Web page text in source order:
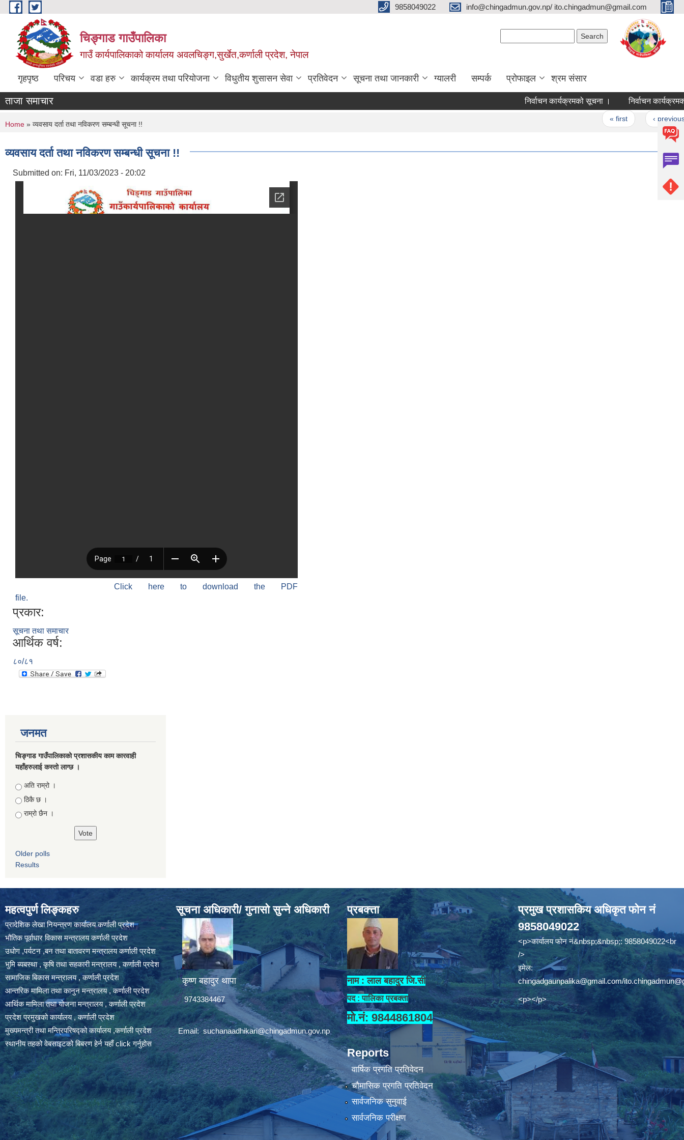
Skip to main content 9858049022 info@chingadmun.gov.np/ ito.chingadmun@gmail.com
चिङ्गाड गाउँपालिका
गाउँ कार्यपालिकाको कार्यालय अवलचिङ्ग,सुर्खेत,कर्णाली प्रदेश, नेपाल
गृहपृष्ठ परिचय वडा हरु कार्यक्रम तथा परियोजना विधुतीय शुसासन सेवा प्रतिवेदन सूचना तथा जानकारी ग्यालरी सम्पर्क प्रोफाइल श्रम संसार
ताजा समाचार निर्वाचन कार्यक्रमको सूचना । निर्वाचन कार्यक्रमको
‹ previous
You are here
Home » व्यवसाय दर्ता तथा नविकरण सम्बन्धी सूचना !!
व्यवसाय दर्ता तथा नविकरण सम्बन्धी सूचना !!
Submitted on: Fri, 11/03/2023 - 20:02
Click here to download the PDF
file.
प्रकार:
सूचना तथा समाचार
आर्थिक वर्ष:
८०/८१
जनमत
चिङ्गाड गाउँपालिकाको प्रशासकीय काम कारवाही
यहाँहरुलाई कस्तो लाग्छ ।
Choices
अति राम्रो ।
ठिकै छ ।
राम्रो छैन ।
Older polls
Results
महत्वपुर्ण लिङ्कहरु
प्रादेशिक लेखा नियन्त्रण कार्यालय कर्णाली प्रदेश
भौतिक पूर्वाधार विकास मन्त्रालय कर्णाली प्रदेश
उधोग ,पर्यटन ,बन तथा बातावरण मन्त्रालय कर्णाली प्रदेश
भुमि ब्यबस्था , कृषि तथा सहकारी मन्त्रालय , कर्णाली प्रदेश
सामाजिक बिकास मन्त्रालय , कर्णाली प्रदेश
आन्तरिक मामिला तथा कानुन मन्त्रालय , कर्णाली प्रदेश
आर्थिक मामिला तथा योजना मन्त्रालय , कर्णाली प्रदेश
प्रदेश प्रमुखको कार्यालय , कर्णाली प्रदेश
मुख्यमन्त्री तथा मन्त्रिपरिषद्को कार्यालय ,कर्णाली प्रदेश
स्थानीय तहको वेबसाइटको बिबरण हेर्न यहाँ click गर्नुहोस
सूचना अधिकारी/ गुनासो सुन्ने अधिकारी
कृष्ण बहादुर थापा
9743384467
Email:suchanaadhikari@chingadmun.gov.np
प्रबक्त्ता
नाम : लाल बहादुर जि.सी
पद : पालिका प्रबक्ता
मो.नं: 9844861804
Reports
वार्षिक प्रगति प्रतिवेदन
चौमासिक प्रगति प्रतिवेदन
सार्वजनिक सुनुवाई
सार्वजनिक परीक्षण
प्रमुख प्रशासकिय अधिकृत फोन नं
9858049022
<p>कार्यालय फोन नं&nbsp;&nbsp;: 9858049022<br
/>
इमेल:
chingadgaunpalika@gmail.com/
<p></p>